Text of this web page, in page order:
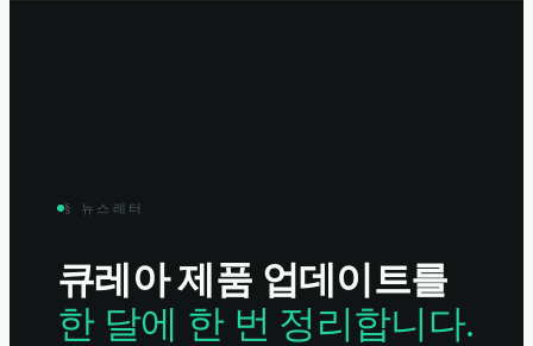
§ 뉴스레터
큐레아 제품 업데이트를
한 달에 한 번 정리합니다.